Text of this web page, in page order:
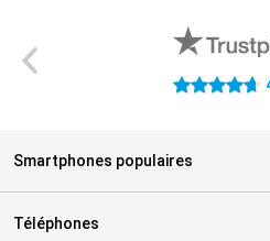
4.7 étoiles
Smartphones populaires
Téléphones